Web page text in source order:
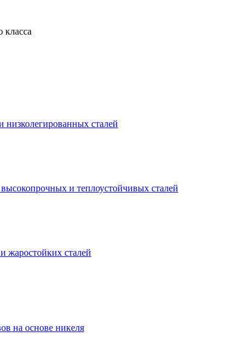
класса
низколегированных сталей
и теплоустойчивых сталей
жаростойких сталей
на основе никеля